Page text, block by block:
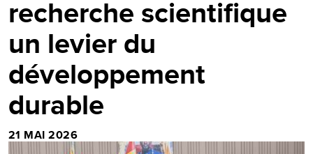
recherche scientifique
un levier du
développement
durable
21 MAI 2026